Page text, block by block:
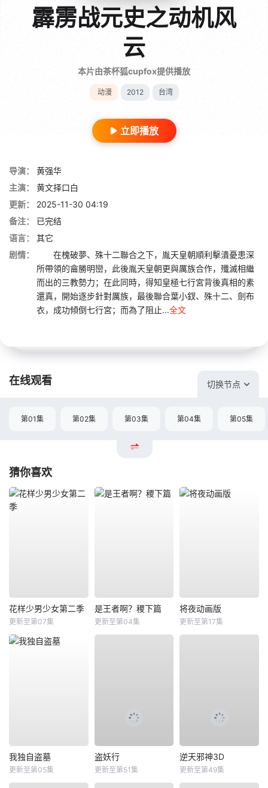
霹雳战元史之动机风
云
本片由茶杯狐cupfox提供播放
动漫 2012 台湾
立即播放
导演：
黄强华
主演：
黄文择口白
更新：
2025-11-30 04:19
备注：
已完结
语言：
其它
剧情：
在槐破夢、殊十二聯合之下，胤天皇朝順利擊潰憂患深
所帶領的龠勝明巒，此後胤天皇朝更與厲族合作，殲滅相繼
而出的三教勢力；在此同時，得知皇極七行宮背後真相的素
還真，開始逐步針對厲族，最後聯合葉小釵、殊十二、劍布
衣，成功傾倒七行宮；而為了阻止...全文
在线观看 切换节点
第01集 第02集 第03集 第04集 第05集
猜你喜欢
花样少男少女第二季
更新至第07集
是王者啊？稷下篇
更新至第04集
将夜动画版
更新至第17集
我独自盗墓
更新至第05集
盗妖行
更新至第51集
逆天邪神3D
更新至第49集